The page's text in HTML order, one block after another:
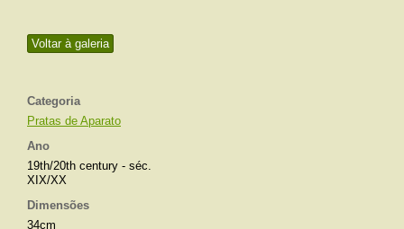
Voltar à galeria
Categoria
Pratas de Aparato
Ano
19th/20th century - séc.
XIX/XX
Dimensões
34cm